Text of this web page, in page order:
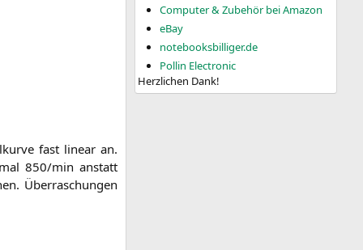
fast line­ar an.
850/min anstatt
Über­ra­schun­gen
Computer & Zubehör bei Amazon
eBay
notebooksbilliger.de
Pollin Electronic
Herzlichen Dank!